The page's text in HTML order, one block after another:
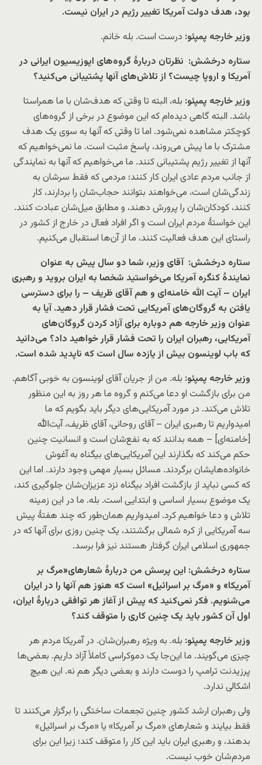
بود، هدف دولت آمریکا تغییر رژیم در ایران نیست.
وزیر خارجه پمپئو: درست است. بله خانم.
ستاره درخشش: ‌ نظرتان دربارهٔ گروه‌های اپوزیسیون ایرانی در
آمریکا و اروپا چیست؟ از تلاش‌های آنها پشتیبانی می‌کنید؟
وزیر خارجه پمپئو: بله، البته تا وقتی که هدف‌شان با ما همراستا
باشد. البته گاهی دیده‌ام که این موضوع در برخی از گروه‌های
کوچکتر مشاهده نمی‌شود. اما تا وقتی که آنها به سوی یک هدف
مشترک با ما پیش می‌روند، پاسخ مثبت است. ما نمی‌خواهیم که
آنها از تغییر رژیم پشتیبانی کنند. ما می‌خواهیم که آنها به نمایندگی
از جانب مردم عادی ایران کار کنند؛ مردمی که فقط سرشان به
زندگی‌شان است، می‌خواهند بتوانند حجاب‌شان را بردارند،‌ کار
کنند، کودکان‌شان را پرورش دهند، و مطابق میل‌شان عبادت کنند.
این خواستهٔ مردم ایران است و اگر افراد فعال در خارج از کشور در
راستای این هدف فعالیت کنند، ما از آن‌ها استقبال می‌کنیم.
ستاره درخشش: ‌ آقای وزیر، شما دو سال پیش به عنوان
نمایندهٔ کنگره آمریکا می‌خواستید شخصا به ایران بروید و رهبری
ایران – آیت الله خامنه‌ای و هم آقای ظریف – را برای دسترسی
یافتن به گروگان‌های آمریکایی تحت فشار قرار دهید. آیا به
عنوان وزیر خارجه هم دوباره برای آزاد کردن گروگان‌های
آمریکایی، رهبران ایران را تحت فشار قرار خواهید داد؟ می‌دانید
که باب لوینسون بیش از یازده سال است که ناپدید شده است.
وزیر خارجه پمپئو: بله. من از جریان آقای لوینسون به خوبی آگاهم.
من برای بازگشت او دعا می‌کنم و گروه ما هر روز به این منظور
تلاش می‌کند. در مورد آمریکایی‌های دیگر باید بگویم که ما
امیدواریم تا رهبری ایران – آقای روحانی، آقای ظریف، آیت‌الله
[خامنه‌ای] – همه بدانند که به نفع‌شان است و انسانیت چنین
حکم می‌کند که بگذارند این آمریکایی‌های بیگناه به آغوش
خانواده‌هایشان برگردند. مسائل بسیار مهمی وجود دارند. اما این
که کسی نباید از بازگشت افراد بیگناه نزد عزیزان‌شان جلوگیری کند،
یک موضوع بسیار اساسی و ابتدایی است. بله. ما در این زمینه
تلاش و دعا خواهیم کرد. امیدواریم همان‌طور که چند هفتهٔ پیش
سه آمریکایی از کره شمالی برگشتند، یک چنین روزی برای آنها که در
جمهوری اسلامی ایران گرفتار هستند نیز فرا برسد.
ستاره درخشش: این پرسش من دربارهٔ شعارهای«مرگ بر
آمریکا» و «مرگ بر اسرائیل» است که هنوز هم آنها را در ایران
می‌شنویم. فکر نمی‌کنید که پیش از آغاز هر توافقی دربارۀ ایران،
اول آن کشور باید یک چنین کاری را متوقف کند؟
وزیر خارجه پمپئو: بله. به ویژه رهبران‌شان. در آمریکا مردم هر
چیزی می‌گویند. ما این‌جا یک دموکراسی کاملاً آزاد داریم. بعضی‌ها
پرزیدنت ترامپ را دوست دارند و بعضی دیگر هم نه. این هیچ
اشکالی ندارد.
ولی رهبران ارشد کشور چنین تجعمات ساختگی را برگزار می‌کنند تا
فقط بیایند و شعارهای «مرگ بر آمریکا» یا «مرگ بر اسرائیل»
بدهند، و رهبری ایران باید این کار را متوقف کند؛ زیرا این برای
مردم‌شان خوب نیست.